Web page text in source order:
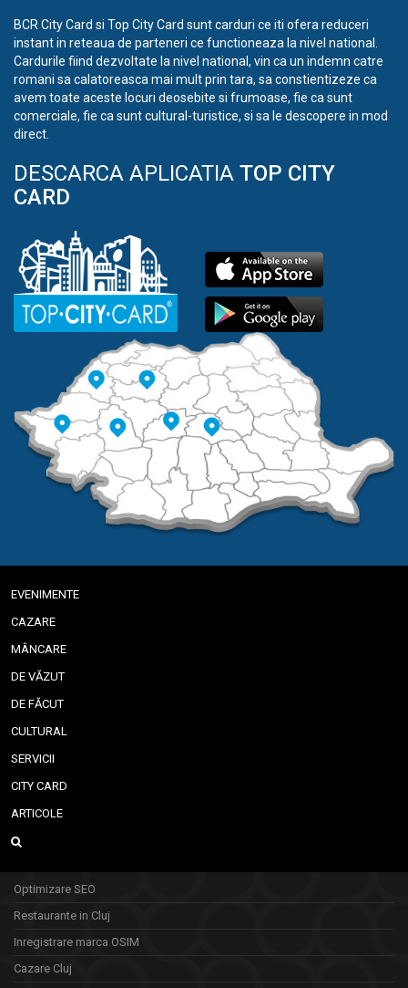
BCR City Card si Top City Card sunt carduri ce iti ofera reduceri
instant in reteaua de parteneri ce functioneaza la nivel national.
Cardurile fiind dezvoltate la nivel national, vin ca un indemn catre
romani sa calatoreasca mai mult prin tara, sa constientizeze ca
avem toate aceste locuri deosebite si frumoase, fie ca sunt
comerciale, fie ca sunt cultural-turistice, si sa le descopere in mod
direct.
DESCARCA APLICATIA TOP CITY
CARD
EVENIMENTE
CAZARE
MÂNCARE
DE VĂZUT
DE FĂCUT
CULTURAL
SERVICII
CITY CARD
ARTICOLE
Optimizare SEO
Restaurante in Cluj
Inregistrare marca OSIM
Cazare Cluj